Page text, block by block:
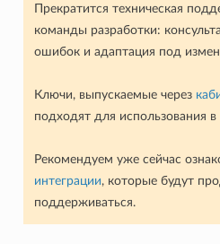
Прекратится техническая
команды разработки:
ошибок и адаптация под
Ключи, выпускаемые через
подходят для использования
Рекомендуем уже сейчас
интеграции, которые будут
поддерживаться.